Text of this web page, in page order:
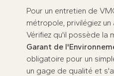
Pour un entretien de
métropole, privilégiez
Vérifiez qu'il possède la
Garant de
obligatoire pour un
un gage de qualité et